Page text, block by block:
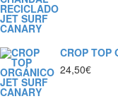
CROP TOP
24,50€